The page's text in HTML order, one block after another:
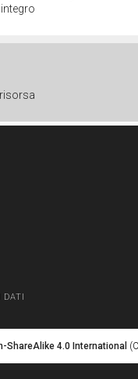
integro
DATI
ShareAlike 4.0 International